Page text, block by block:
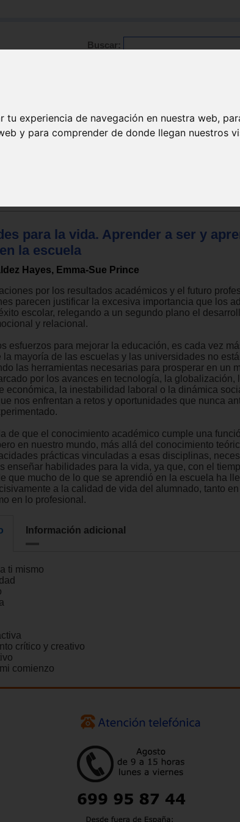
experiencia de navegación en nuestra web,
y para comprender de donde llegan nuestros
Buscar:
para la vida. Aprender a ser y
la escuela
Hayes, Emma-Sue Prince
por los resultados académicos y el futuro
parecen justificar la excesiva importancia que los
escolar, relegando a un segundo plano el
y relacional.
esfuerzos para mejorar la educación, es cada vez
la mayoría de las escuelas y las universidades no
las herramientas necesarias para prosperar en un
por los avances en tecnología, la globalización,
económica, la inestabilidad laboral o la dinámica
nos enfrentan a retos y oportunidades que nunca
de que el conocimiento académico cumple una
en nuestro mundo, más allá del conocimiento
prácticas vinculadas a esas disciplinas,
enseñar habilidades para la vida, ya que, con el
que mucho de lo que se aprendió en la escuela ha
a la calidad de vida del alumnado, tanto en
en lo profesional.
Información adicional
ti mismo
crítico y creativo
comienzo